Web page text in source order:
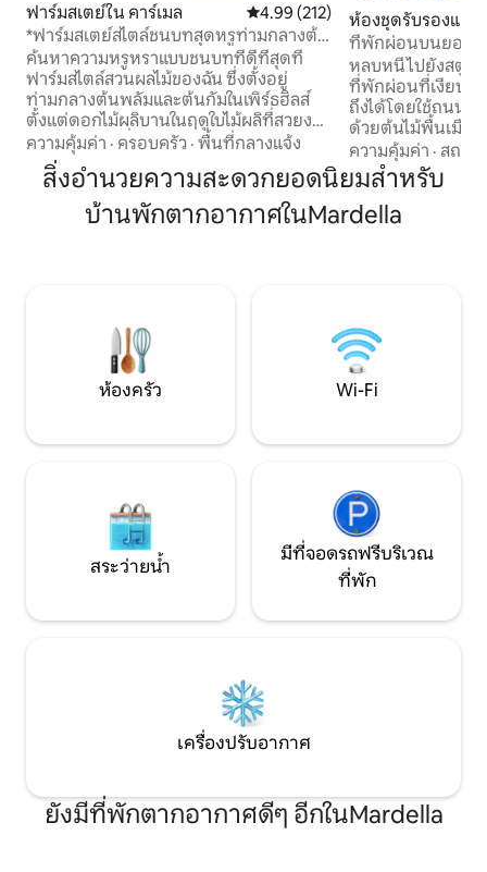
ฟาร์มสเตย์ใน คาร์เมล คะแนนเฉลี่ย 4.99 จาก 5, 212 รีวิว
4.99 (212)
*ฟาร์มสเตย์สไตล์ชนบทสุดหรูท่ามกลางต้น
กัมและต้นพลัม*
ค้นหาความหรูหราแบบชนบทที่ดีที่สุดที่
ฟาร์มสไตล์สวนผลไม้ของฉัน ซึ่งตั้งอยู่
ท่ามกลางต้นพลัมและต้นกัมในเพิร์ธฮิลส์
ตั้งแต่ดอกไม้ผลิบานในฤดูใบไม้ผลิที่สวยงาม
ไปจนถึงผลไม้ที่สุกงอมในฤดูร้อน สีสันอัน
เข้มข้นของฤดูใบไม้ร่วง และฤดูหนาวที่เย็น
สบาย ทุกฤดูกาลที่ Mairiposa ล้วนมีความ
เรียบง่ายอีกครั้งที่ที่พักกายใจที่ได้รับแรง
สะดวกสบายของสิ่งมีชีวิต ฉันหวังว่าจะได้
แบ่งปันฟาร์มของฉันกับคุณ
ความคุ้มค่า · ครอบครัว · พื้นที่กลางแจ้ง
ห้องชุดรับรองแขก
ดเดล
ที่พักผ่อนบนยอดเ
หลบหนีไปยังสตูดิโ
ที่พักผ่อนที่เงียบสง
ถึงได้โดยใช้ถนนก
ด้วยต้นไม้พื้นเมือ
ไม่มี Wi-Fi จึงเป็นโ
ช้าลง ปิดสิ่งรบกว
ธรรมชาติ ที่พักตั้งอยู่ห่างจากสนามบิน
เพิร์ท 50 นาที เร
กันในที่พักนี้ ดังนั้
ความคุ้มค่า · สถาน
สิ่งอำนวยความสะดวกยอดนิยมสำหรับ
บ้านพักตากอากาศในMardella
ห้องครัว Wi-Fi
สระว่ายน้ำ
มีที่จอดรถฟรีบริเวณ
ที่พัก
เครื่องปรับอากาศ
ยังมีที่พักตากอากาศดีๆ อีกในMardella